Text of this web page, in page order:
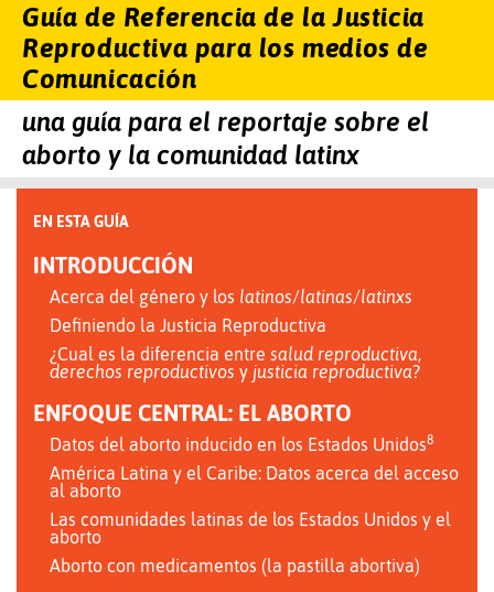
Guía de Referencia de la Justicia
Reproductiva para los medios de
Comunicación
una guía para el reportaje sobre el
aborto y la comunidad latinx
EN ESTA GUÍA
INTRODUCCIÓN
Acerca del género y los latinos/latinas/latinxs
Definiendo la Justicia Reproductiva
¿Cual es la diferencia entre salud reproductiva,
derechos reproductivos y justicia reproductiva?
ENFOQUE CENTRAL: EL ABORTO
Datos del aborto inducido en los Estados Unidos8
América Latina y el Caribe: Datos acerca del acceso
al aborto
Las comunidades latinas de los Estados Unidos y el
aborto
Aborto con medicamentos (la pastilla abortiva)